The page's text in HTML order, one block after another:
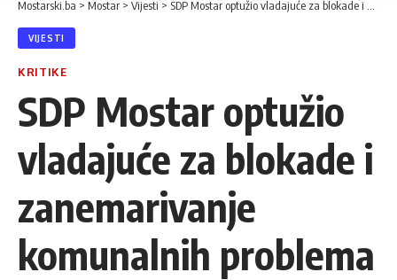
Mostarski.ba > Mostar > Vijesti > SDP Mostar optužio vladajuće za blokade i zanemarivanje komunalnih problema
VIJESTI
KRITIKE
SDP Mostar optužio
vladajuće za blokade i
zanemarivanje
komunalnih problema